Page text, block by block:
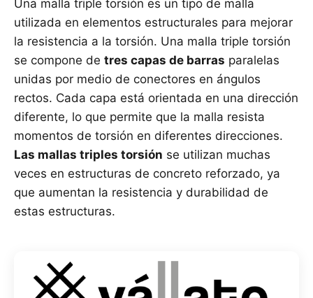
Una malla triple torsión es un tipo de malla
utilizada en elementos estructurales para mejorar
la resistencia a la torsión. Una malla triple torsión
se compone de tres capas de barras paralelas
unidas por medio de conectores en ángulos
rectos. Cada capa está orientada en una dirección
diferente, lo que permite que la malla resista
momentos de torsión en diferentes direcciones.
Las mallas triples torsión se utilizan muchas
veces en estructuras de concreto reforzado, ya
que aumentan la resistencia y durabilidad de
estas estructuras.